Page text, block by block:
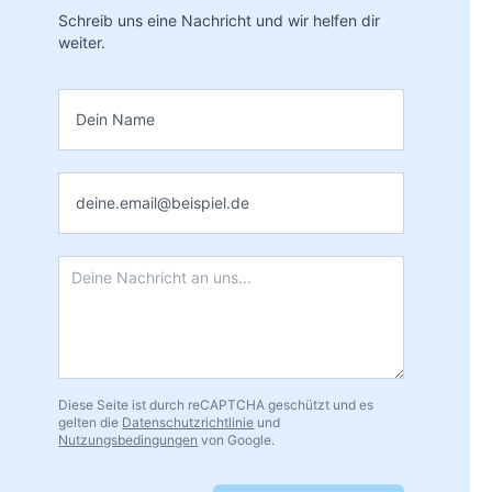
Schreib uns eine Nachricht und wir helfen dir
weiter.
Nachricht
Diese Seite ist durch reCAPTCHA geschützt und es
gelten die Datenschutzrichtlinie und
Nutzungsbedingungen von Google.